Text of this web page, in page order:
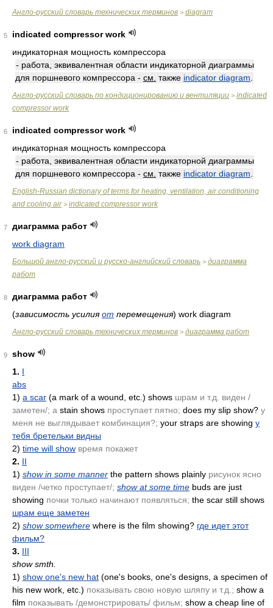
Англо-русский словарь технических терминов > diagram
5
indicated compressor work
индикаторная мощность компрессора
- работа, эквивалентная области индикаторной диаграммы
для поршневого компрессора - см. также indicator diagram
Англо-русский словарь по кондиционированию и вентиляции > indicated
compressor work
6
indicated compressor work
индикаторная мощность компрессора
- работа, эквивалентная области индикаторной диаграммы
для поршневого компрессора - см. также indicator diagram
English-Russian dictionary of terms for heating, ventilation, air conditioning
and cooling air> indicated compressor work
7
диаграмма работ
work diagram
Большой англо-русский и русско-английский словарь > диаграмма
работ
8
диаграмма работ
(зависимость усилияот перемещения) work diagram
Англо-русский словарь технических терминов > диаграмма работ
9
show
1. I
abs
1) a scar (a mark of a wound, etc.) shows шрам и т.д. виден /
заметен/; а stain shows проступает пятно; does my slip show? у
меня не выглядывает комбинация?; your straps are showing у
тебя бретельки видны
2) time will show время покажет
2. II
1) show in some manner the pattern shows plainly рисунок ясно
виден /четко проступает/; show at some time buds are just
showing почки только начинают появляться; the scar still shows
шрам еще заметен
2) show somewhere where is the film showing? где идет этот
фильм?
3. III
show smth.
1) show one's new hat (one's books, one's designs, a specimen of
his new work, etc.) показывать свою новую шляпу и т.д.; show a
film показывать /демонстрировать/ фильм; show a cheap line of